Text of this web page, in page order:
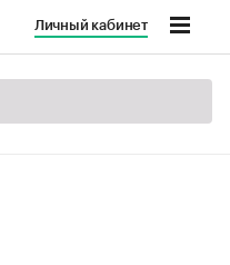
Личный кабинет